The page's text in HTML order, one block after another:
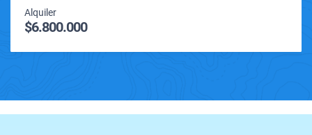
Alquiler
$6.800.000